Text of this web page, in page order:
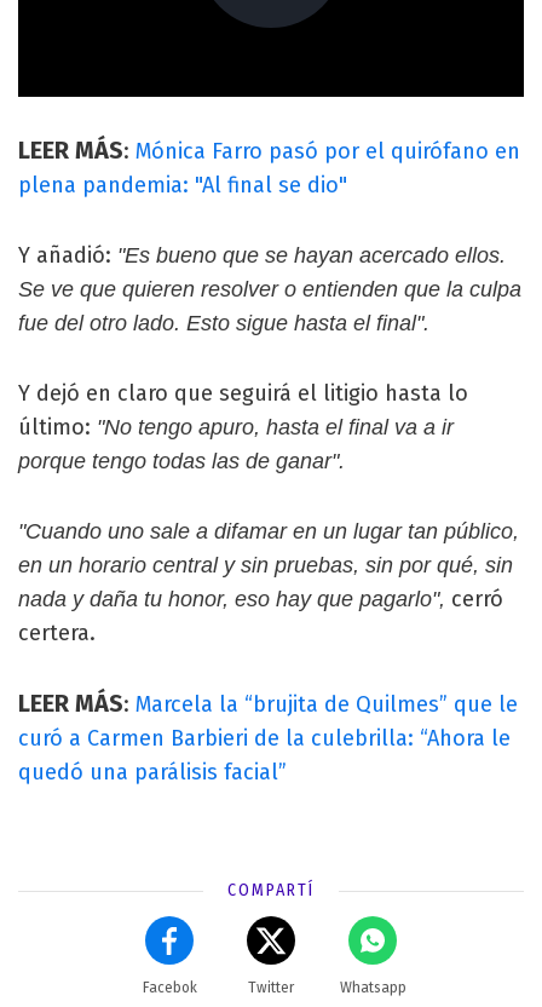
LEER MÁS: Mónica Farro pasó por el quirófano en
plena pandemia: "Al final se dio"
Y añadió: "Es bueno que se hayan acercado ellos.
Se ve que quieren resolver o entienden que la culpa
fue del otro lado. Esto sigue hasta el final".
Y dejó en claro que seguirá el litigio hasta lo
último: "No tengo apuro, hasta el final va a ir
porque tengo todas las de ganar".
"Cuando uno sale a difamar en un lugar tan público,
en un horario central y sin pruebas, sin por qué, sin
nada y daña tu honor, eso hay que pagarlo", cerró
certera.
LEER MÁS: Marcela la “brujita de Quilmes” que le
curó a Carmen Barbieri de la culebrilla: “Ahora le
quedó una parálisis facial”
COMPARTÍ
Facebok Twitter Whatsapp